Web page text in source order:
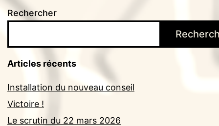
Rechercher
Articles récents
Installation du nouveau conseil
Victoire !
Le scrutin du 22 mars 2026